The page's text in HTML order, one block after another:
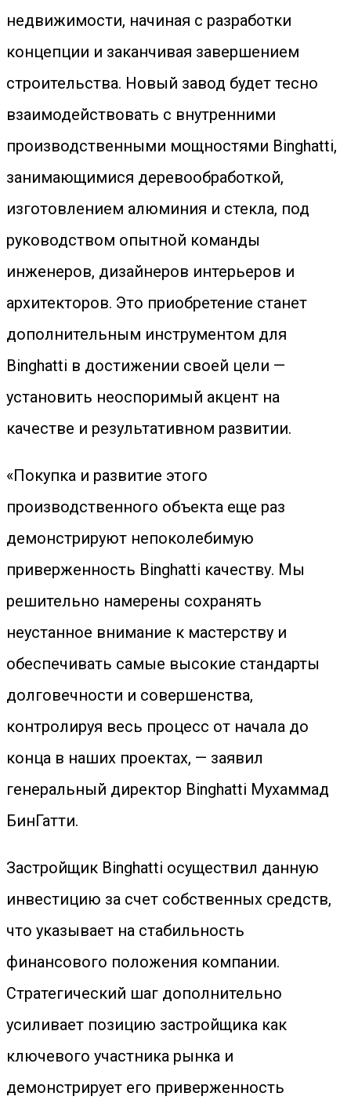
недвижимости, начиная с разработки
концепции и заканчивая завершением
строительства. Новый завод будет тесно
взаимодействовать с внутренними
производственными мощностями Binghatti,
занимающимися деревообработкой,
изготовлением алюминия и стекла, под
руководством опытной команды
инженеров, дизайнеров интерьеров и
архитекторов. Это приобретение станет
дополнительным инструментом для
Binghatti в достижении своей цели —
установить неоспоримый акцент на
качестве и результативном развитии.
«Покупка и развитие этого
производственного объекта еще раз
демонстрируют непоколебимую
приверженность Binghatti качеству. Мы
решительно намерены сохранять
неустанное внимание к мастерству и
обеспечивать самые высокие стандарты
долговечности и совершенства,
контролируя весь процесс от начала до
конца в наших проектах, — заявил
генеральный директор Binghatti Мухаммад
БинГатти.
Застройщик Binghatti осуществил данную
инвестицию за счет собственных средств,
что указывает на стабильность
финансового положения компании.
Стратегический шаг дополнительно
усиливает позицию застройщика как
ключевого участника рынка и
демонстрирует его приверженность